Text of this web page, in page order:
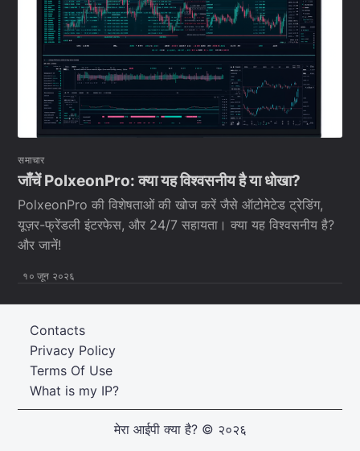
समाचार
जाँचें PolxeonPro: क्या यह विश्वसनीय है या धोखा?
PolxeonPro की विशेषताओं की खोज करें जैसे ऑटोमेटेड ट्रेडिंग,
यूज़र-फ्रेंडली इंटरफेस, और 24/7 सहायता। क्या यह विश्वसनीय है?
और जानें!
१० जून २०२६
What is my IP?
Terms Of Use
Privacy Policy
Contacts
मेरा आईपी क्या है?© २०२६